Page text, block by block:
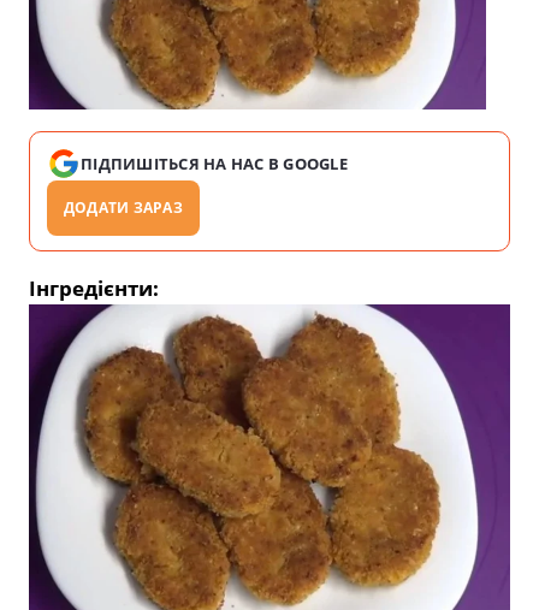
ПІДПИШІТЬСЯ НА НАС В GOOGLE
ДОДАТИ ЗАРАЗ
Інгредієнти: